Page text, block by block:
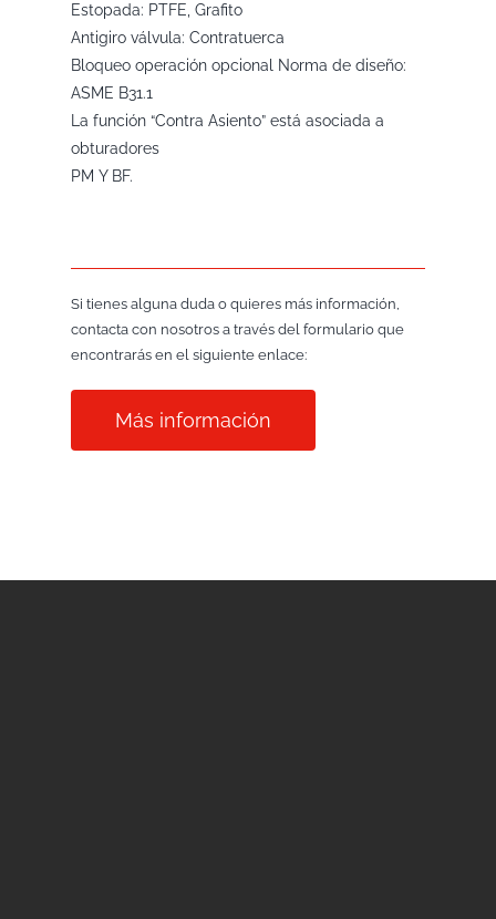
Estopada: PTFE, Grafito
Antigiro válvula: Contratuerca
Bloqueo operación opcional Norma de diseño:
ASME B31.1
La función “Contra Asiento” está asociada a
obturadores
PM Y BF.
Si tienes alguna duda o quieres más información,
contacta con nosotros a través del formulario que
encontrarás en el siguiente enlace:
Más información